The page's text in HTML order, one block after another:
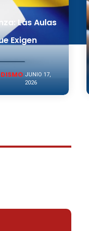
Las Aulas
Exigen
JUNIO 17,
2026